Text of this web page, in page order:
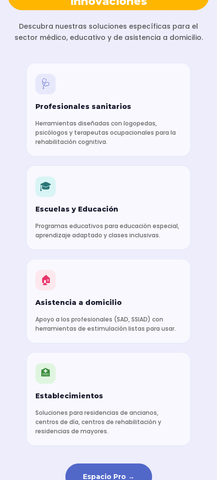
Descubra nuestras soluciones específicas para el
sector médico, educativo y de asistencia a domicilio.
🩺
Profesionales sanitarios
Herramientas diseñadas con logopedas,
psicólogos y terapeutas ocupacionales para la
rehabilitación cognitiva.
🎓
Escuelas y Educación
Programas educativos para educación especial,
aprendizaje adaptado y clases inclusivas.
🏠
Asistencia a domicilio
Apoyo a los profesionales (SAD, SSIAD) con
herramientas de estimulación listas para usar.
🏥
Establecimientos
Soluciones para residencias de ancianos,
centros de día, centros de rehabilitación y
residencias de mayores.
Espacio Pro →